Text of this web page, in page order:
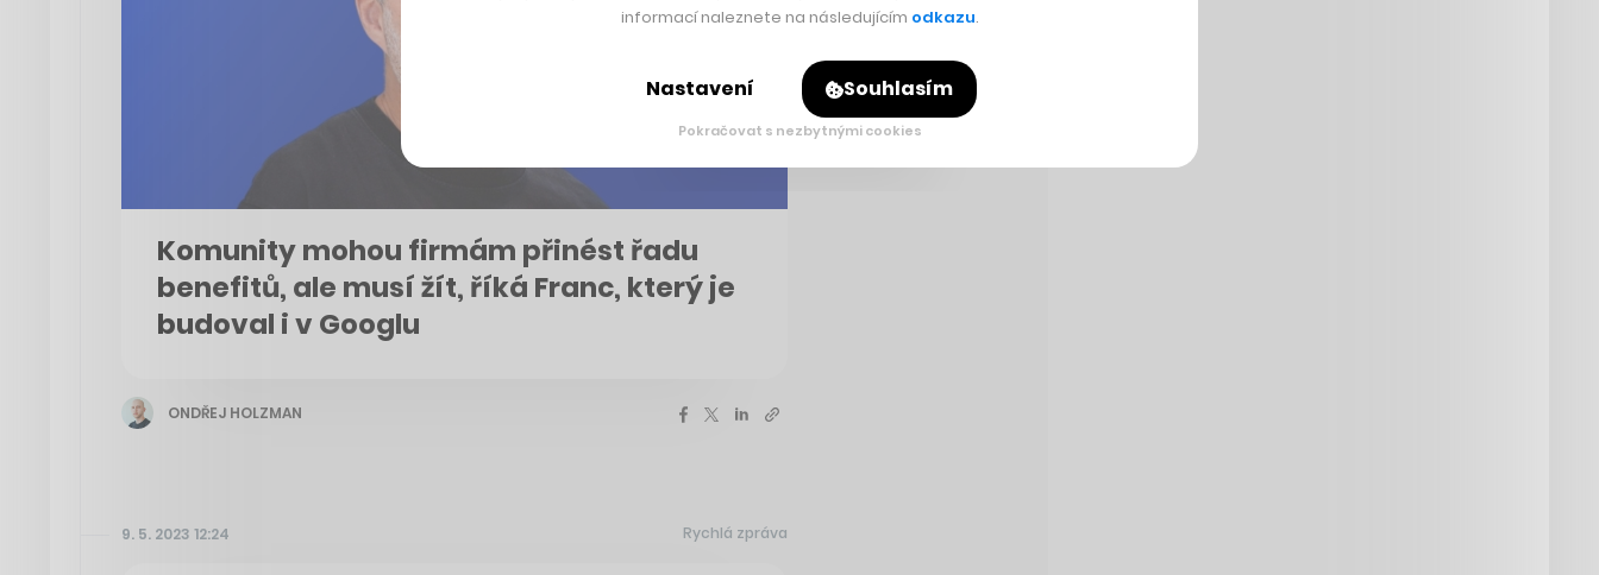
Komunity mohou firmám přinést řadu
benefitů, ale musí žít, říká Franc, který je
budoval i v Googlu
ONDŘEJ HOLZMAN
9. 5. 2023 12:24 Rychlá zpráva
informací naleznete na následujícím odkazu.
Nastavení Souhlasím
Pokračovat s nezbytnými cookies